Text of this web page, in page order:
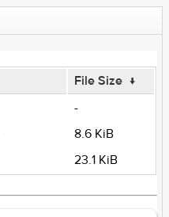
File Size ↓
-
8.6 KiB
23.1 KiB